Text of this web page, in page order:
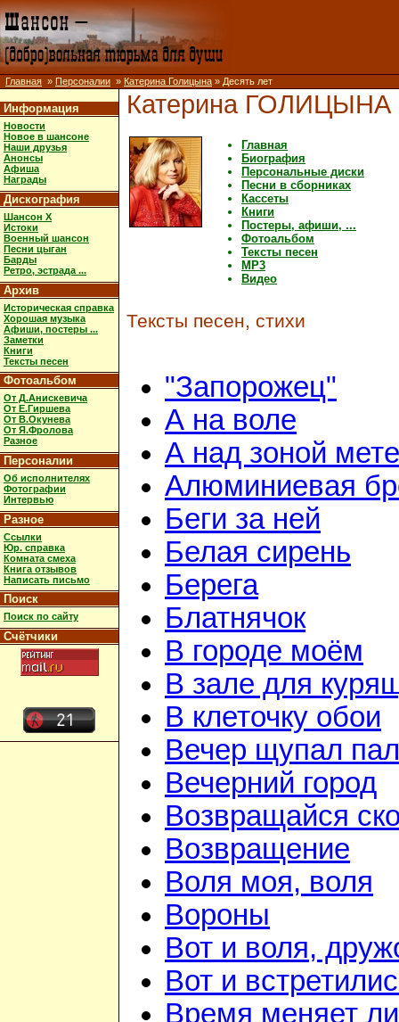
Главная » Персоналии » Катерина Голицына » Десять лет
Информация
Новости
Новое в шансоне
Наши друзья
Анонсы
Афиша
Награды
Дискография
Шансон X
Истоки
Военный шансон
Песни цыган
Барды
Ретро, эстрада ...
Архив
Историческая справка
Хорошая музыка
Афиши, постеры ...
Заметки
Книги
Тексты песен
Фотоальбом
От Д.Анискевича
От Е.Гиршева
От В.Окунева
От Я.Фролова
Разное
Персоналии
Об исполнителях
Фотографии
Интервью
Разное
Ссылки
Юр. справка
Комната смеха
Книга отзывов
Написать письмо
Поиск
Поиск по сайту
Счётчики
Катерина ГОЛИЦЫНА
Главная
Биография
Персональные диски
Песни в сборниках
Кассеты
Книги
Постеры, афиши, ...
Фотоальбом
Тексты песен
MP3
Видео
Тексты песен, стихи
"Запорожец"
А на воле
А над зоной
Алюминиевая
Беги за ней
Белая сирень
Берега
Блатнячок
В городе моём
В зале для
В клеточку обои
Вечер щупал
Вечерний город
Возвращайся
Возвращение
Воля моя, воля
Вороны
Вот и воля,
Вот и
Время меняет